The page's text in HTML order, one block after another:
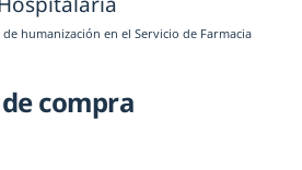
humanización en el Servicio de Farmacia
compra